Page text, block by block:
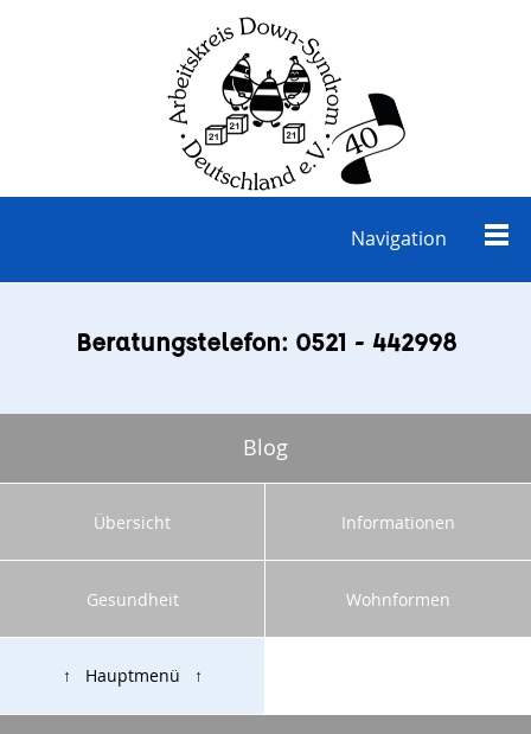
Navigation
Beratungstelefon: 0521 - 442998
Blog
Übersicht Informationen
Gesundheit Wohnformen
↑ Hauptmenü ↑